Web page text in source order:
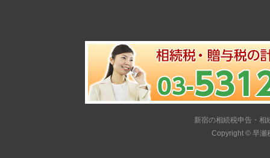
新宿の相続税申告・相
Copyright © 早瀬